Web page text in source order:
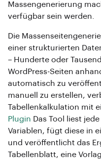
Massengenerierung
verfügbar sein werden.
Die
einer strukturierten
– Hunderte oder
WordPress-Seiten
automatisch zu
manuell zu erstellen,
Tabellenkalkulation mit
Plugin Das Tool liest
Variablen, fügt diese in
und veröffentlicht das
Tabellenblatt, eine